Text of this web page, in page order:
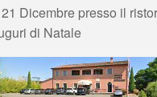
Dicembre presso il
di Natale